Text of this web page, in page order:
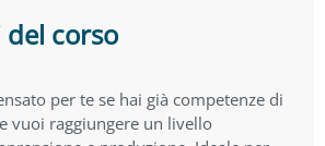
corso
per te se hai già competenze di
vuoi raggiungere un livello